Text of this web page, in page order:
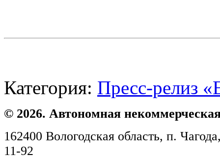
Категория: Пресс-релиз
© 2026. Автономная
162400 Вологодская область, п.
11-92